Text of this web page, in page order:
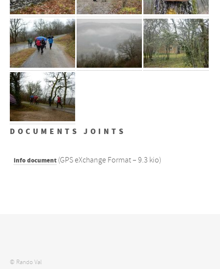
DOCUMENTS JOINTS
info document (GPS eXchange Format – 9.3 kio)
© Rando Val